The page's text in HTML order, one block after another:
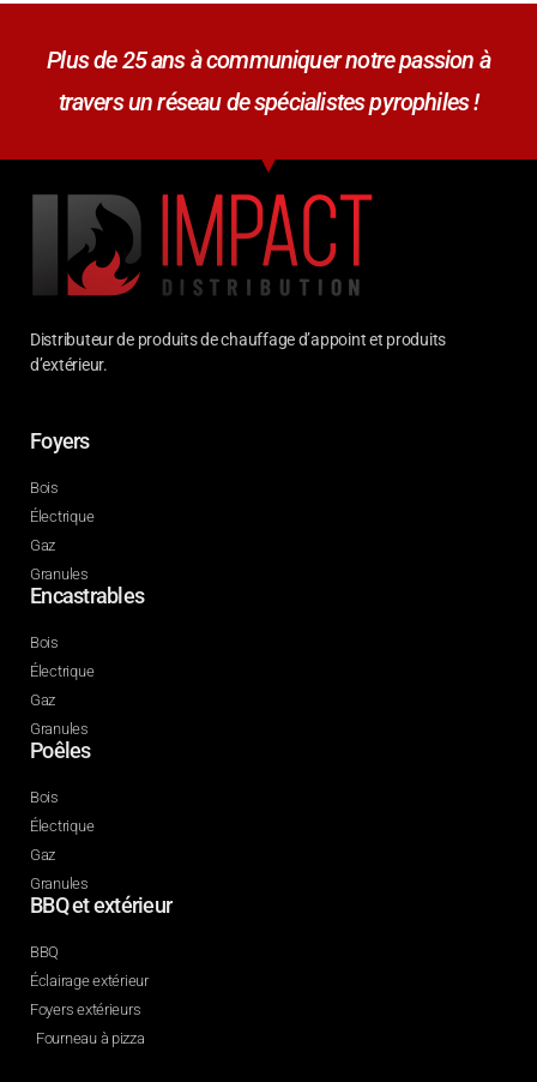
Plus de 25 ans à communiquer notre passion à
travers un réseau de spécialistes pyrophiles !
Distributeur de produits de chauffage d’appoint et produits
d’extérieur.
Foyers
Bois
Électrique
Gaz
Granules
Encastrables
Bois
Électrique
Gaz
Granules
Poêles
Bois
Électrique
Gaz
Granules
BBQ et extérieur
BBQ
Éclairage extérieur
Foyers extérieurs
Fourneau à pizza